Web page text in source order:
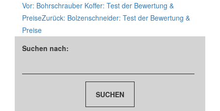
Vor: Bohrschrauber Koffer: Test der Bewertung &
PreiseZurück: Bolzenschneider: Test der Bewertung &
Preise
Suchen nach: